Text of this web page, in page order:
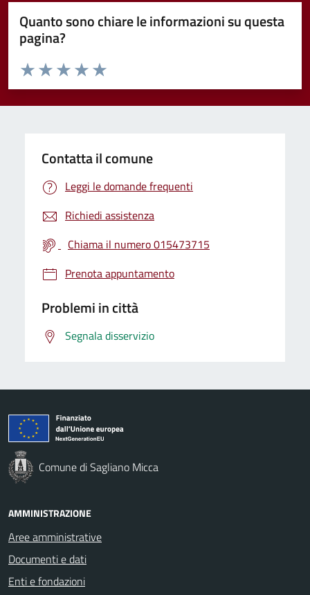
Quanto sono chiare le informazioni su questa
pagina?
Valuta da 1 a 5 stelle la pagina
Valuta 5 stelle su 5
Valuta 4 stelle su 5
Valuta 3 stelle su 5
Valuta 2 stelle su 5
Valuta 1 stelle su 5
Contatta il comune
Leggi le domande frequenti
Richiedi assistenza
Chiama il numero 015473715
Prenota appuntamento
Problemi in città
Segnala disservizio
Comune di Sagliano Micca
AMMINISTRAZIONE
Aree amministrative
Documenti e dati
Enti e fondazioni